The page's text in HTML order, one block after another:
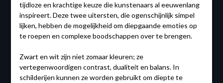
tijdloze en krachtige keuze die kunstenaars al eeuwenlang
inspireert. Deze twee uitersten, die ogenschijnlijk simpel
lijken, hebben de mogelijkheid om diepgaande emoties op
te roepen en complexe boodschappen over te brengen.
Zwart en wit zijn niet zomaar kleuren; ze
vertegenwoordigen contrast, dualiteit en balans. In
schilderijen kunnen ze worden gebruikt om diepte te